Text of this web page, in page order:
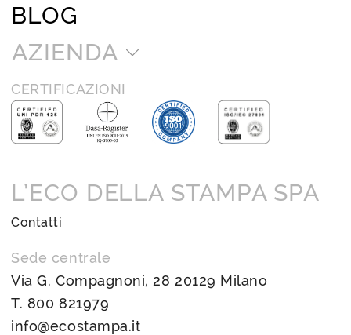
BLOG
AZIENDA
CERTIFICAZIONI
L’ECO DELLA STAMPA SPA
Contatti
Sede centrale
Via G. Compagnoni, 28 20129 Milano
T. 800 821979
info@ecostampa.it